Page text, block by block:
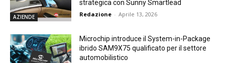
AZIENDE
strategica con Sunny Smartlead
Redazione - Aprile 13, 2026
Microchip introduce il System-in-Package
ibrido SAM9X75 qualificato per il settore
automobilistico